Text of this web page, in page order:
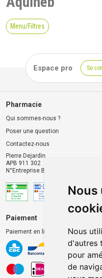
Nous
Nous
d'autres
pour
de
Menu/Filtres
Espace pro Se
Pharmacie
Qui sommes-nous ?
Poser une question
Contactez-nous
Pierre Dejardin
APB 911 302
N°Entreprise BE0446.901.764
Paiement
Paiement en ligne 100% sécurisé